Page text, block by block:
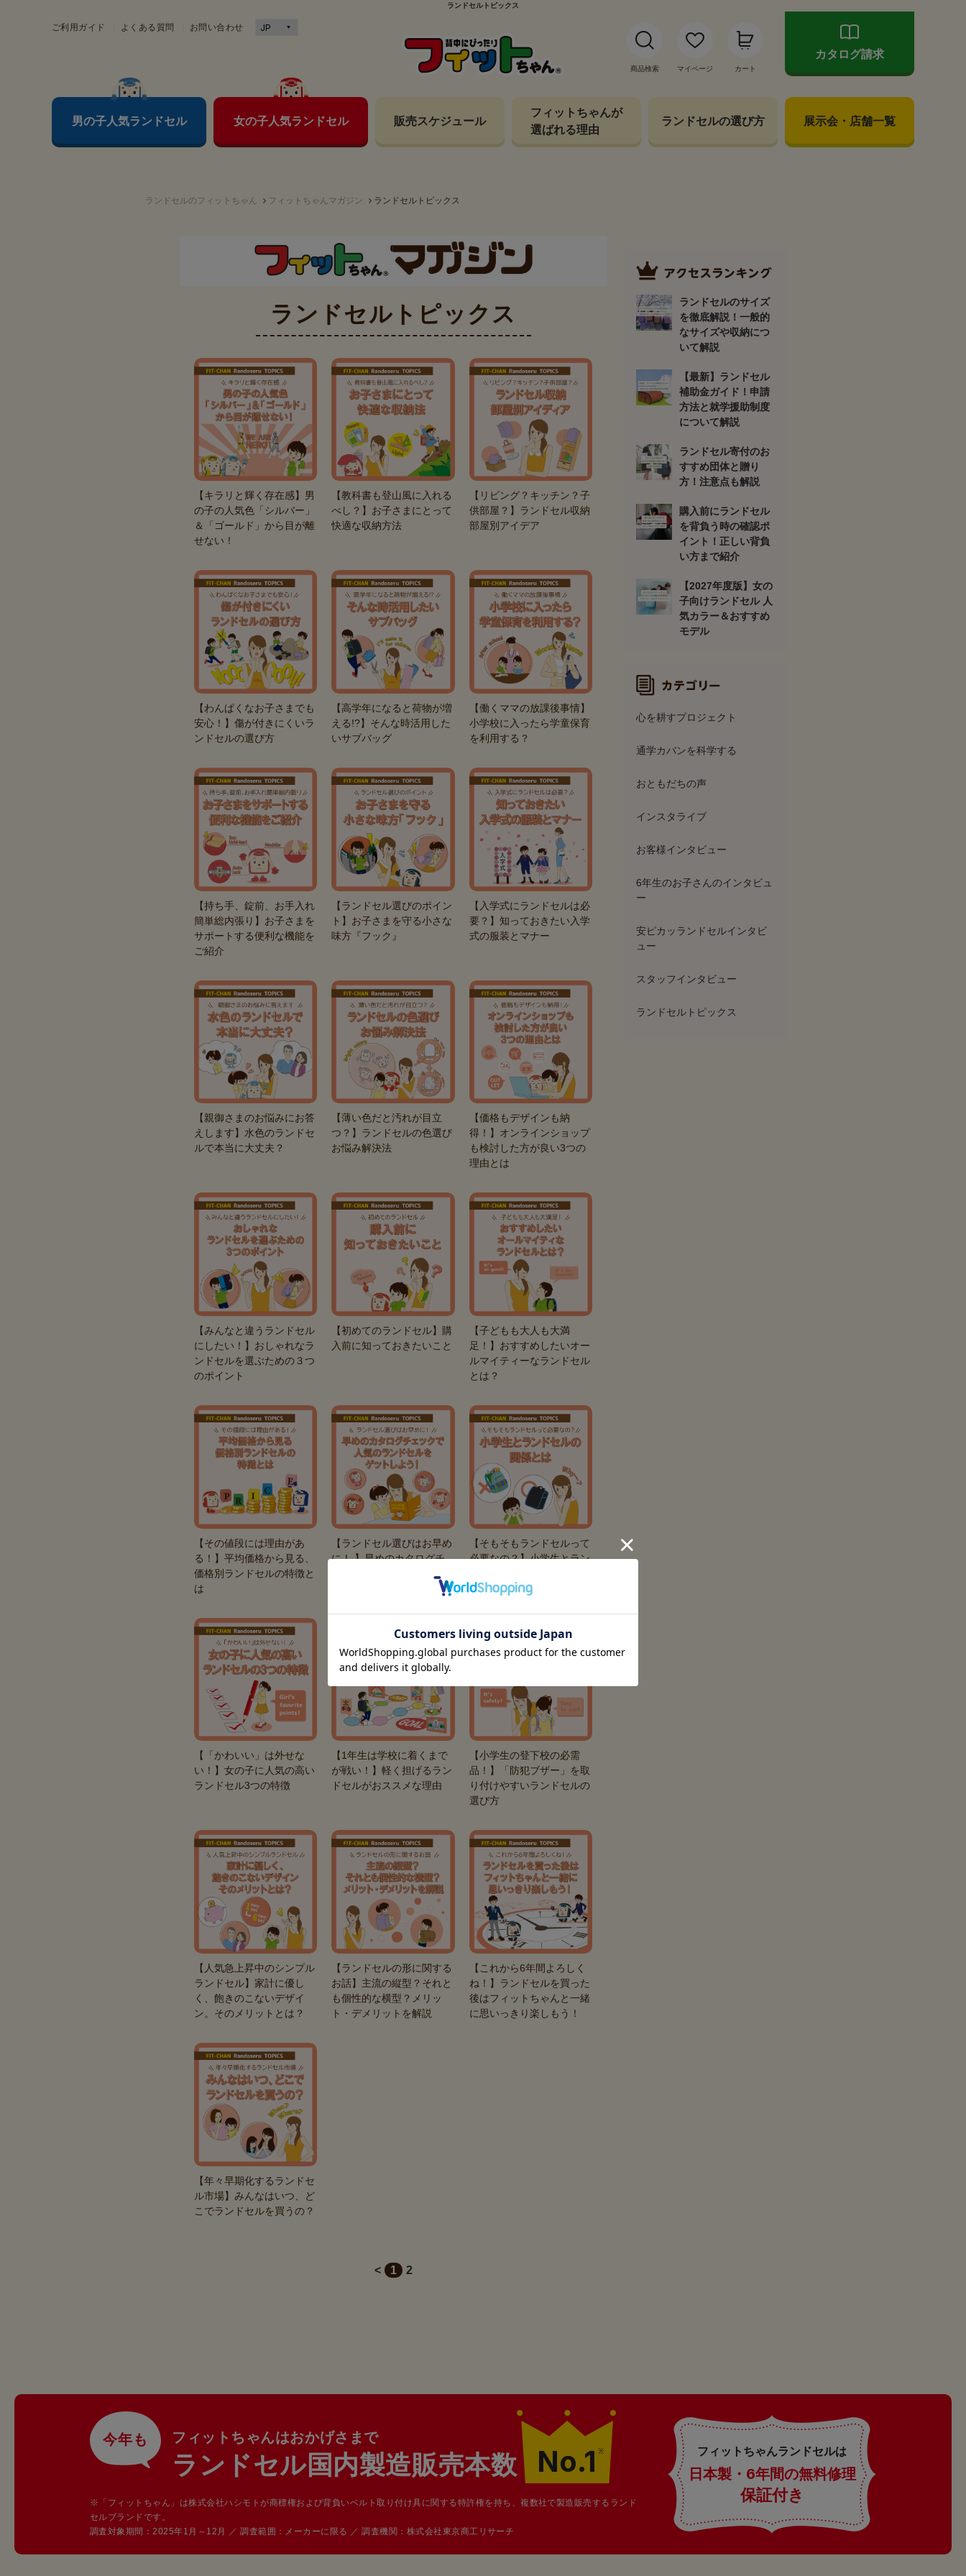
ランドセルトピックス
ご利用ガイド よくある質問 お問い合わせ
商品検索 マイページ カート
カタログ請求
男の子人気ランドセル 女の子人気ランドセル 販売スケジュール
フィットちゃんが
選ばれる理由
ランドセルの選び方 展示会・店舗一覧
ランドセルのフィットちゃん フィットちゃんマガジン ランドセルトピックス
ランドセルトピックス
【キラリと輝く存在感】男
の子の人気色「シルバー」
＆「ゴールド」から目が離
せない！
【教科書も登山風に入れる
べし？】お子さまにとって
快適な収納方法
【リビング？キッチン？子
供部屋？】ランドセル収納
部屋別アイデア
【わんぱくなお子さまでも
安心！】傷が付きにくいラ
ンドセルの選び方
【高学年になると荷物が増
える!?】そんな時活用した
いサブバッグ
【働くママの放課後事情】
小学校に入ったら学童保育
を利用する？
【持ち手、錠前、お手入れ
簡単総内張り】お子さまを
サポートする便利な機能を
ご紹介
【ランドセル選びのポイン
ト】お子さまを守る小さな
味方『フック』
【入学式にランドセルは必
要？】知っておきたい入学
式の服装とマナー
【親御さまのお悩みにお答
えします】水色のランドセ
ルで本当に大丈夫？
【薄い色だと汚れが目立
つ？】ランドセルの色選び
お悩み解決法
【価格もデザインも納
得！】オンラインショップ
も検討した方が良い3つの
理由とは
【みんなと違うランドセル
にしたい！】おしゃれなラ
ンドセルを選ぶための３つ
のポイント
【初めてのランドセル】購
入前に知っておきたいこと
【子どもも大人も大満
足！】おすすめしたいオー
ルマイティーなランドセル
とは？
【その値段には理由があ
る！】平均価格から見る、
価格別ランドセルの特徴と
は
【ランドセル選びはお早め
に！ 】早めのカタログチ
【そもそもランドセルって
必要なの？】小学生とラン
【「かわいい」は外せな
い！】女の子に人気の高い
ランドセル3つの特徴
【1年生は学校に着くまで
が戦い！】軽く担げるラン
ドセルがおススメな理由
【小学生の登下校の必需
品！】「防犯ブザー」を取
り付けやすいランドセルの
選び方
【人気急上昇中のシンプル
ランドセル】家計に優し
く、飽きのこないデザイ
ン。そのメリットとは？
【ランドセルの形に関する
お話】主流の縦型？それと
も個性的な横型？メリッ
ト・デメリットを解説
【これから6年間よろしく
ね！】ランドセルを買った
後はフィットちゃんと一緒
に思いっきり楽しもう！
【年々早期化するランドセ
ル市場】みんなはいつ、ど
こでランドセルを買うの？
< 1 2
ランドセルのサイズ
を徹底解説！一般的
なサイズや収納につ
いて解説
【最新】ランドセル
補助金ガイド！申請
方法と就学援助制度
について解説
ランドセル寄付のお
すすめ団体と贈り
方！注意点も解説
購入前にランドセル
を背負う時の確認ポ
イント！正しい背負
い方まで紹介
【2027年度版】女の
子向けランドセル 人
気カラー＆おすすめ
モデル
心を耕すプロジェクト
通学カバンを科学する
おともだちの声
インスタライブ
お客様インタビュー
6年生のお子さんのインタビュ
ー
安ピカッランドセルインタビ
ュー
スタッフインタビュー
ランドセルトピックス
今年も フィットちゃんはおかげさまで
ランドセル国内製造販売本数 No.1 ※
※「フィットちゃん」は株式会社ハシモトが商標権および背負いベルト取り付け具に関する特許権を持ち、複数社で製造販売するランド
セルブランドです。
調査対象期間：2025年1月～12月 ／ 調査範囲：メーカーに限る ／ 調査機関：株式会社東京商工リサーチ
フィットちゃんランドセルは
日本製・6年間の無料修理
保証付き